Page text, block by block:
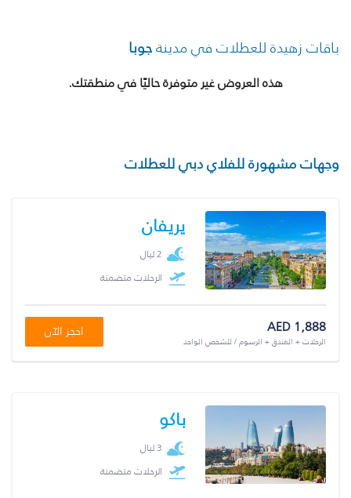
باقات زهيدة للعطلات في مدينةجوبا
هذه العروض غير متوفرة حاليًا في منطقتك.
وجهات مشهورة للفلاي دبي للعطلات
يريفان
2 ليال
الرحلات متضمنة
AED 1,888
الرحلات + الفندق + الرسوم / للشخص الواحد
احجز الآن
باكو
3 ليال
الرحلات متضمنة